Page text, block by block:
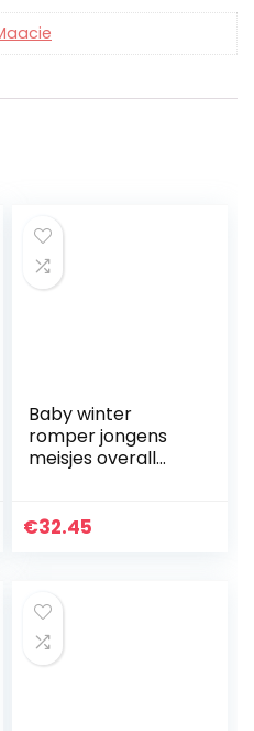
Baby winter
romper jongens
meisjes overall
lange mouwen
€32.45